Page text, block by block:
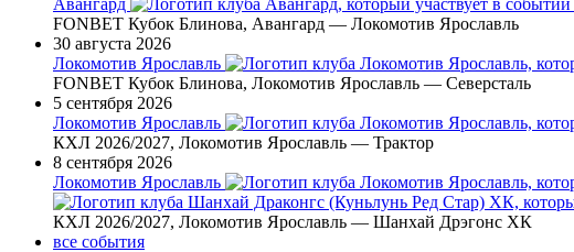
FONBET Кубок Блинова, Авангард — Локомотив Ярославль
30 августа 2026
Локомотив Ярославль
FONBET Кубок Блинова, Локомотив Ярославль — Северсталь
5 сентября 2026
Локомотив Ярославль
КХЛ 2026/2027, Локомотив Ярославль — Трактор
8 сентября 2026
Локомотив Ярославль
КХЛ 2026/2027, Локомотив Ярославль — Шанхай Дрэгонс ХК
все события